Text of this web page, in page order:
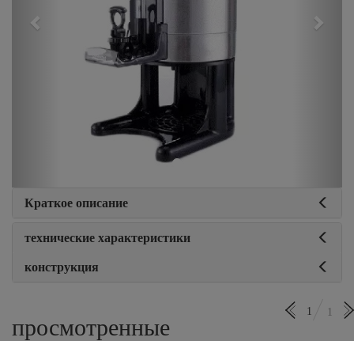
Краткое описание
технические характеристики
конструкция
просмотренные
1 1